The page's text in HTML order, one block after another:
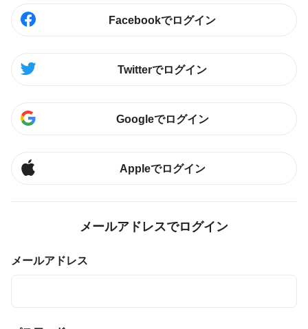
Facebookでログイン
Twitterでログイン
Googleでログイン
Appleでログイン
メールアドレスでログイン
メールアドレス